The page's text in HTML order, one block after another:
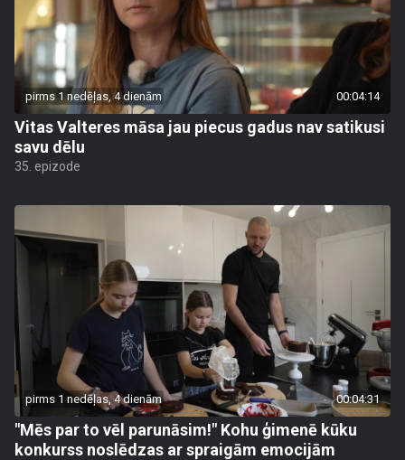
pirms 1 nedēļas, 4 dienām 00:04:14
Vitas Valteres māsa jau piecus gadus nav satikusi
savu dēlu
35. epizode
pirms 1 nedēļas, 4 dienām 00:04:31
"Mēs par to vēl parunāsim!" Kohu ģimenē kūku
konkurss noslēdzas ar spraigām emocijām